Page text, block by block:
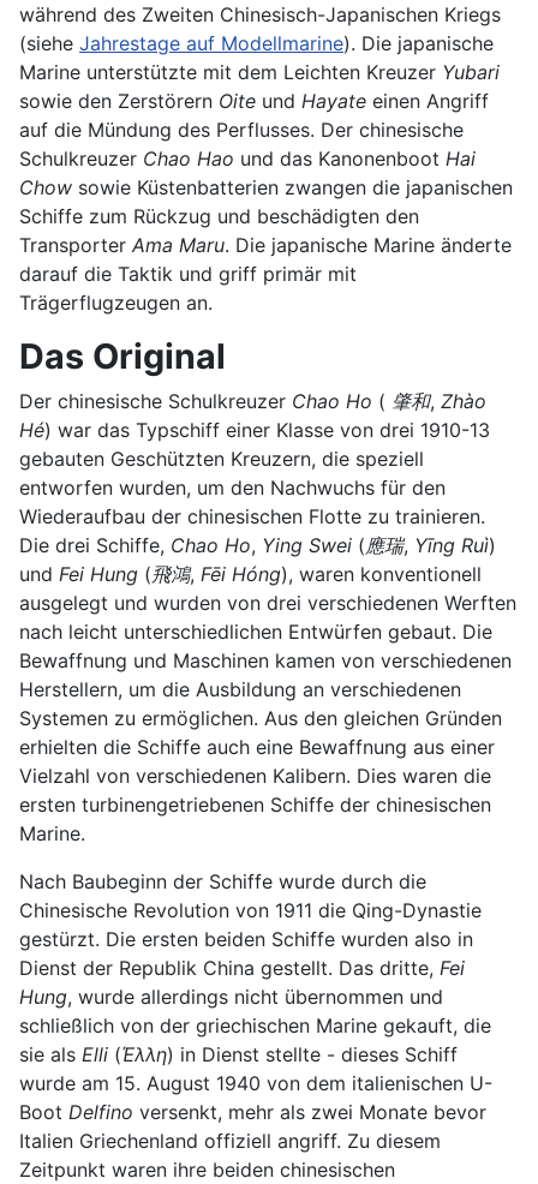
während des Zweiten Chinesisch-Japanischen Kriegs
(siehe Jahrestage auf Modellmarine). Die japanische
Marine unterstützte mit dem Leichten Kreuzer Yubari
sowie den Zerstörern Oite und Hayate einen Angriff
auf die Mündung des Perflusses. Der chinesische
Schulkreuzer Chao Hao und das Kanonenboot Hai
Chow sowie Küstenbatterien zwangen die japanischen
Schiffe zum Rückzug und beschädigten den
Transporter Ama Maru. Die japanische Marine änderte
darauf die Taktik und griff primär mit
Trägerflugzeugen an.
Das Original
Der chinesische Schulkreuzer Chao Ho ( 肇和, Zhào
Hé) war das Typschiff einer Klasse von drei 1910-13
gebauten Geschützten Kreuzern, die speziell
entworfen wurden, um den Nachwuchs für den
Wiederaufbau der chinesischen Flotte zu trainieren.
Die drei Schiffe, Chao Ho, Ying Swei (應瑞, Yīng Ruì)
und Fei Hung (飛鴻, Fēi Hóng), waren konventionell
ausgelegt und wurden von drei verschiedenen Werften
nach leicht unterschiedlichen Entwürfen gebaut. Die
Bewaffnung und Maschinen kamen von verschiedenen
Herstellern, um die Ausbildung an verschiedenen
Systemen zu ermöglichen. Aus den gleichen Gründen
erhielten die Schiffe auch eine Bewaffnung aus einer
Vielzahl von verschiedenen Kalibern. Dies waren die
ersten turbinengetriebenen Schiffe der chinesischen
Marine.
Nach Baubeginn der Schiffe wurde durch die
Chinesische Revolution von 1911 die Qing-Dynastie
gestürzt. Die ersten beiden Schiffe wurden also in
Dienst der Republik China gestellt. Das dritte, Fei
Hung, wurde allerdings nicht übernommen und
schließlich von der griechischen Marine gekauft, die
sie als Elli (Έλλη) in Dienst stellte - dieses Schiff
wurde am 15. August 1940 von dem italienischen U-
Boot Delfino versenkt, mehr als zwei Monate bevor
Italien Griechenland offiziell angriff. Zu diesem
Zeitpunkt waren ihre beiden chinesischen